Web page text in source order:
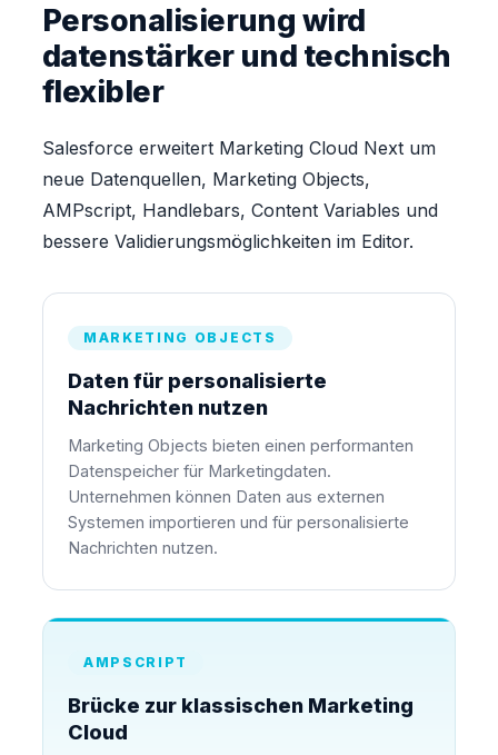
Personalisierung wird
datenstärker und technisch
flexibler
Salesforce erweitert Marketing Cloud Next um
neue Datenquellen, Marketing Objects,
AMPscript, Handlebars, Content Variables und
bessere Validierungsmöglichkeiten im Editor.
MARKETING OBJECTS
Daten für personalisierte
Nachrichten nutzen
Marketing Objects bieten einen performanten
Datenspeicher für Marketingdaten.
Unternehmen können Daten aus externen
Systemen importieren und für personalisierte
Nachrichten nutzen.
AMPSCRIPT
Brücke zur klassischen Marketing
Cloud